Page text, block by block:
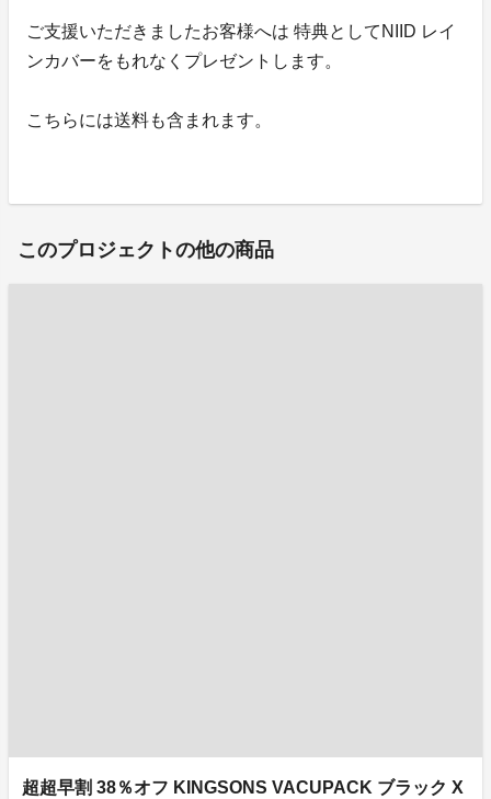
ご支援いただきましたお客様へは 特典としてNIID レイ
ンカバーをもれなくプレゼントします。
こちらには送料も含まれます。
このプロジェクトの他の商品
超超早割 38％オフ KINGSONS VACUPACK ブラック X